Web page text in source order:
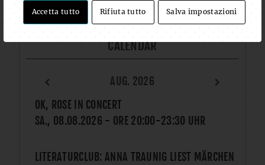
Accetta tutto Rifiuta tutto Salva impostazioni
CALENDAR
AUG. 2026
OK, ROSE IN CONCERT
SA., 08.08.2026 - ORE 20:00-23:30 UHR
LITERATURCLUB: ANNA TRAUNIG LIEST MÄRCHEN